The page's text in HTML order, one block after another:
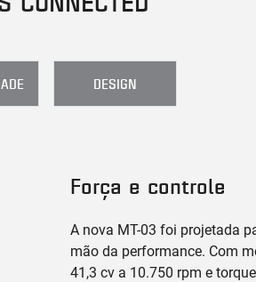
DESIGN
Força e controle
A nova MT-03 foi projetada
mão da performance. Com
41,3 cv a 10.750 rpm e